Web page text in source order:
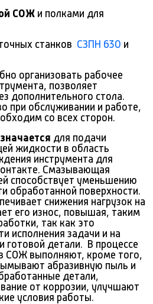
СОЖ и полками для
станков СЗПН 630 и
организовать рабочее
позволяет
дополнительного стола.
при обслуживании и работе,
со всех сторон.
для подачи
жидкости в область
инструмента для
Смазывающая
способствует уменьшению
обработанной поверхности.
снижения нагрузок на
его износ, повышая, таким
так как это
исполнения задачи и на
готовой детали. В процессе
СОЖ выполняют, кроме того,
абразивную пыль и
детали,
от коррозии, улучшают
условия работы.